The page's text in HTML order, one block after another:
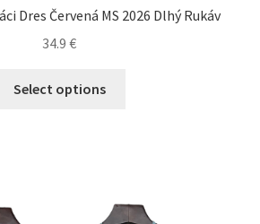
Dres Červená MS 2026 Dlhý Rukáv
34.9 €
Select options
si